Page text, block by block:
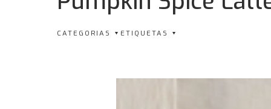
CATEGORIAS ETIQUETAS